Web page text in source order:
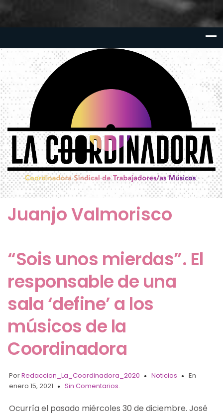
Juanjo Valmorisco
“Sois unos mierdas”. El
responsable de una
sala ‘define’ a los
músicos de la
Coordinadora
PorRedaccion_La_Coordinadora_2020 Noticias
En
enero 15, 2021
Sin Comentarios.
Ocurría el pasado miércoles 30 de diciembre. José